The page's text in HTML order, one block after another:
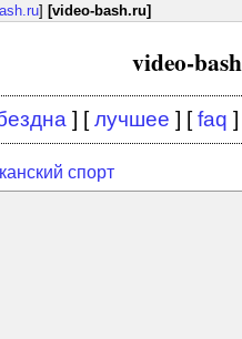
] [video-bash.ru]
video-
] [лучшее ] [faq ]
спорт